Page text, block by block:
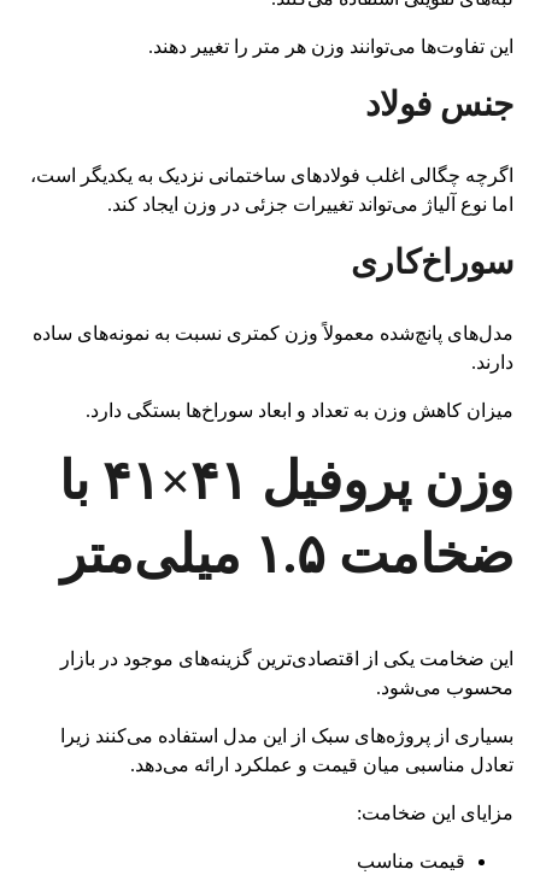
این تفاوت‌ها می‌توانند وزن هر متر را تغییر دهند.
جنس فولاد
اگرچه چگالی اغلب فولادهای ساختمانی نزدیک به یکدیگر است،
اما نوع آلیاژ می‌تواند تغییرات جزئی در وزن ایجاد کند.
سوراخ‌کاری
مدل‌های پانچ‌شده معمولاً وزن کمتری نسبت به نمونه‌های ساده
دارند.
میزان کاهش وزن به تعداد و ابعاد سوراخ‌ها بستگی دارد.
وزن پروفیل ۴۱×۴۱ با
ضخامت ۱.۵ میلی‌متر
این ضخامت یکی از اقتصادی‌ترین گزینه‌های موجود در بازار
محسوب می‌شود.
بسیاری از پروژه‌های سبک از این مدل استفاده می‌کنند زیرا
تعادل مناسبی میان قیمت و عملکرد ارائه می‌دهد.
مزایای این ضخامت:
قیمت مناسب